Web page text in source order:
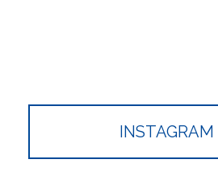
INSTAGRAM